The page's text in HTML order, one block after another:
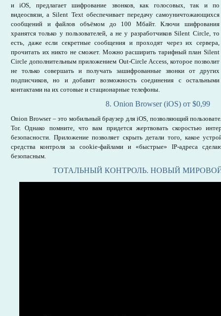
и iOS, предлагает шифрование звонков, как голосовых, так и по
видеосвязи, а Silent Text обеспечивает передачу самоуничтожающихся
сообщений и файлов объёмом до 100 Мбайт. Ключи шифрования
хранятся только у пользователей, а не у разработчиков Silent Circle, то
есть, даже если секретные сообщения и проходят через их сервера,
прочитать их никто не сможет. Можно расширить тарифный план Silent
Circle дополнительным приложением Out-Circle Access, которое позволит
не только совершать и получать зашифрованные звонки от других
подписчиков, но и добавит возможность соединения с остальными
контактами на их сотовые и стационарные телефоны.
8. Onion Browser (iOS) от $0,99
Onion Browser – это мобильный браузер для iOS, позволяющий
Tor. Однако помните, что вам придется жертвовать скоростью
безопасности. Приложение позволяет скрыть детали того, какое
средства контроля за cookie-файлами и «быстрые» IP-адреса
безопасным.
ТОТАЛЬНЫЙ КОНТРОЛЬ. НОВЫЙ